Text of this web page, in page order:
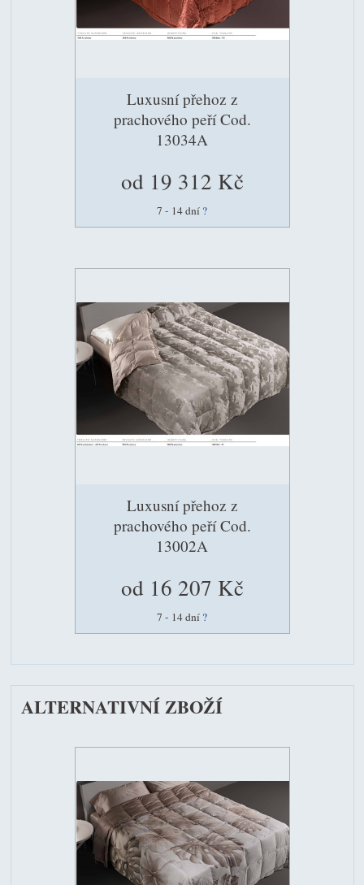
Luxusní přehoz z
prachového peří Cod.
13034A
od 19 312 Kč
7 - 14 dní ?
Luxusní přehoz z
prachového peří Cod.
13002A
od 16 207 Kč
7 - 14 dní ?
ALTERNATIVNÍ ZBOŽÍ